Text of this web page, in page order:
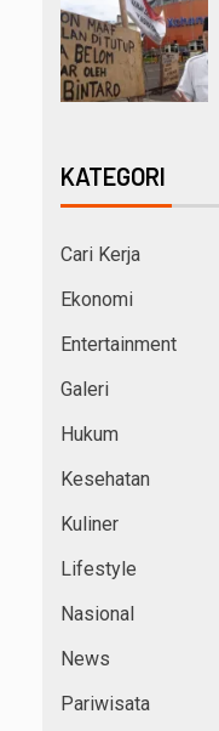
KATEGORI
Cari Kerja
Ekonomi
Entertainment
Galeri
Hukum
Kesehatan
Kuliner
Lifestyle
Nasional
News
Pariwisata